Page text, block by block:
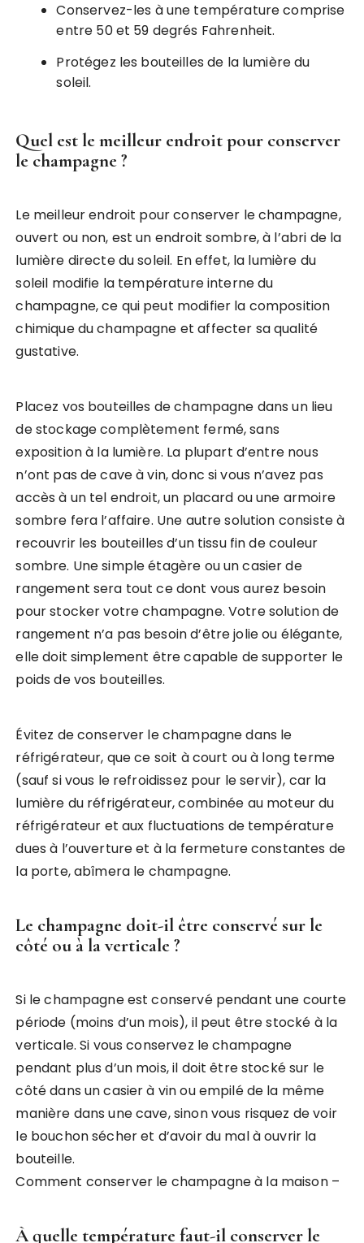
Conservez-les à une température comprise
entre 50 et 59 degrés Fahrenheit.
Protégez les bouteilles de la lumière du
soleil.
Quel est le meilleur endroit pour conserver
le champagne ?
Le meilleur endroit pour conserver le champagne,
ouvert ou non, est un endroit sombre, à l’abri de la
lumière directe du soleil. En effet, la lumière du
soleil modifie la température interne du
champagne, ce qui peut modifier la composition
chimique du champagne et affecter sa qualité
gustative.
Placez vos bouteilles de champagne dans un lieu
de stockage complètement fermé, sans
exposition à la lumière. La plupart d’entre nous
n’ont pas de cave à vin, donc si vous n’avez pas
accès à un tel endroit, un placard ou une armoire
sombre fera l’affaire. Une autre solution consiste à
recouvrir les bouteilles d’un tissu fin de couleur
sombre. Une simple étagère ou un casier de
rangement sera tout ce dont vous aurez besoin
pour stocker votre champagne. Votre solution de
rangement n’a pas besoin d’être jolie ou élégante,
elle doit simplement être capable de supporter le
poids de vos bouteilles.
Évitez de conserver le champagne dans le
réfrigérateur, que ce soit à court ou à long terme
(sauf si vous le refroidissez pour le servir), car la
lumière du réfrigérateur, combinée au moteur du
réfrigérateur et aux fluctuations de température
dues à l’ouverture et à la fermeture constantes de
la porte, abîmera le champagne.
Le champagne doit-il être conservé sur le
côté ou à la verticale ?
Si le champagne est conservé pendant une courte
période (moins d’un mois), il peut être stocké à la
verticale. Si vous conservez le champagne
pendant plus d’un mois, il doit être stocké sur le
côté dans un casier à vin ou empilé de la même
manière dans une cave, sinon vous risquez de voir
le bouchon sécher et d’avoir du mal à ouvrir la
bouteille.
Comment conserver le champagne à la maison –
À quelle température faut-il conserver le